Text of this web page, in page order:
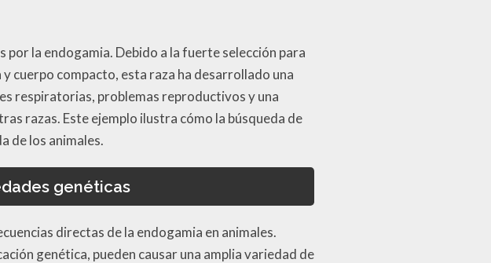
por la endogamia. Debido a la fuerte selección para
cuerpo compacto, esta raza ha desarrollado una
respiratorias, problemas reproductivos y una
razas. Este ejemplo ilustra cómo la búsqueda de
de los animales.
genéticas
directas de la endogamia en animales.
genética, pueden causar una amplia variedad de